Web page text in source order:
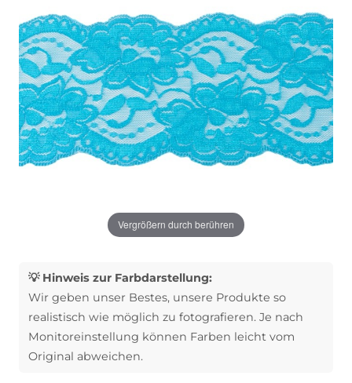
Vergrößern durch berühren
💡 Hinweis zur Farbdarstellung:
Wir geben unser Bestes, unsere Produkte so
realistisch wie möglich zu fotografieren. Je nach
Monitoreinstellung können Farben leicht vom
Original abweichen.